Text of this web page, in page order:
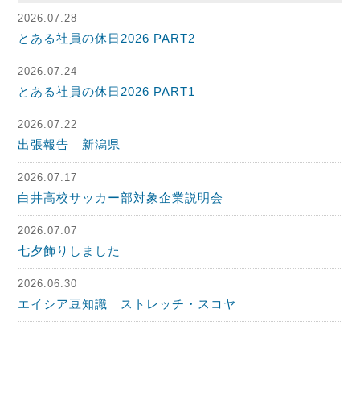
2026.07.28
とある社員の休日2026 PART2
2026.07.24
とある社員の休日2026 PART1
2026.07.22
出張報告 新潟県
2026.07.17
白井高校サッカー部対象企業説明会
2026.07.07
七夕飾りしました
2026.06.30
エイシア豆知識 ストレッチ・スコヤ